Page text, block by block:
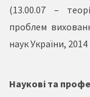
(13.00.07 –
проблем
наук України, 2014
Наукові та